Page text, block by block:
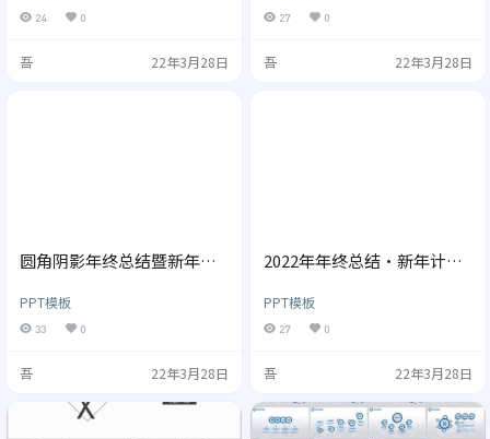
24 0
吾 22年3月28日
27 0
吾 22年3月28日
圆角阴影年终总结暨新年计
PPT模板
33 0
吾 22年3月28日
2022年年终总结·新年计划
PPT模板
27 0
吾 22年3月28日